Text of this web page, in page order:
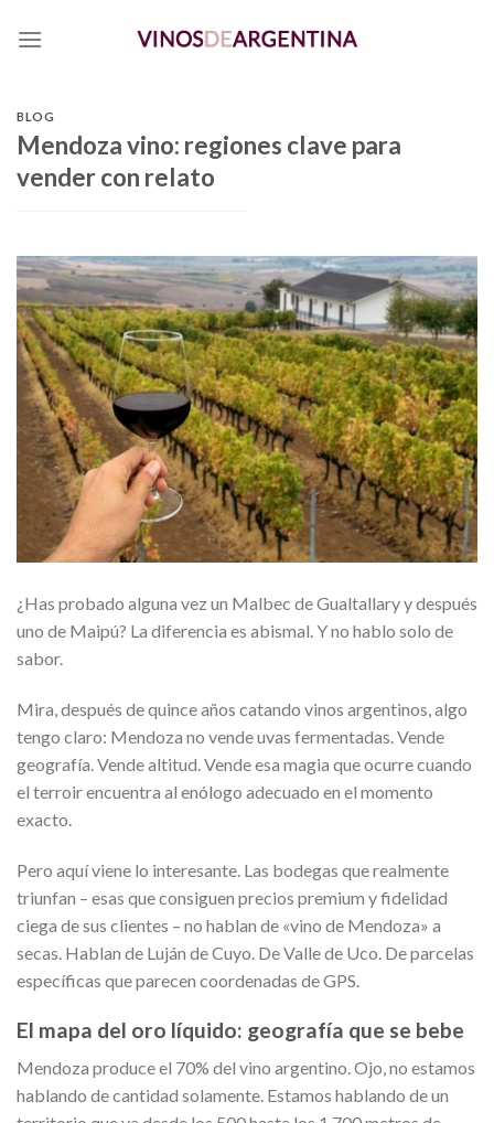
BLOG
Mendoza vino: regiones clave para
vender con relato
¿Has probado alguna vez un Malbec de Gualtallary y después
uno de Maipú? La diferencia es abismal. Y no hablo solo de
sabor.
Mira, después de quince años catando vinos argentinos, algo
tengo claro: Mendoza no vende uvas fermentadas. Vende
geografía. Vende altitud. Vende esa magia que ocurre cuando
el terroir encuentra al enólogo adecuado en el momento
exacto.
Pero aquí viene lo interesante. Las bodegas que realmente
triunfan – esas que consiguen precios premium y fidelidad
ciega de sus clientes – no hablan de «vino de Mendoza» a
secas. Hablan de Luján de Cuyo. De Valle de Uco. De parcelas
específicas que parecen coordenadas de GPS.
El mapa del oro líquido: geografía que se bebe
Mendoza produce el 70% del vino argentino. Ojo, no estamos
hablando de cantidad solamente. Estamos hablando de un